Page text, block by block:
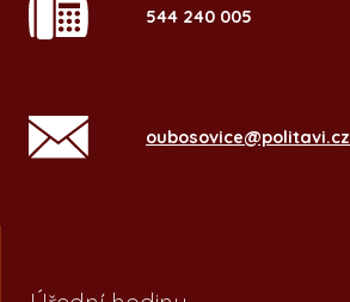
544 240 005
oubosovice@politavi.cz